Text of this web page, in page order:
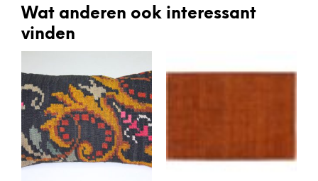
Wat anderen ook interessant
vinden